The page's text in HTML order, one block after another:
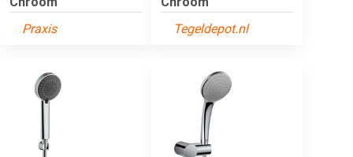
Praxis
Tegeldepot.nl